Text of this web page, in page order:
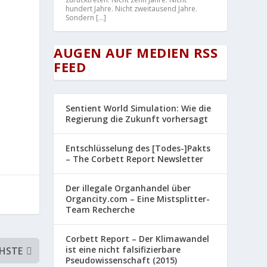
hundert Jahre. Nicht zweitausend Jahre.
Sondern […]
AUGEN AUF MEDIEN RSS
FEED
Sentient World Simulation: Wie die
Regierung die Zukunft vorhersagt
Entschlüsselung des [Todes-]Pakts
– The Corbett Report Newsletter
Der illegale Organhandel über
Organcity.com – Eine Mistsplitter-
Team Recherche
Corbett Report – Der Klimawandel
ist eine nicht falsifizierbare
Pseudowissenschaft (2015)